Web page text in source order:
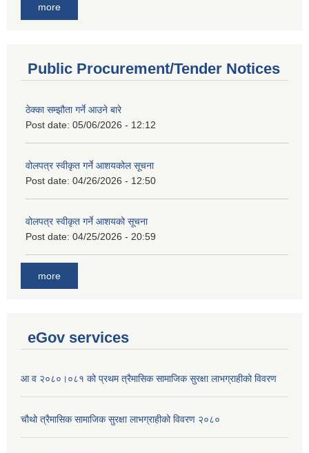
more
Public Procurement/Tender Notices
ठेक्का सम्झौता गर्ने आउने बारे
Post date: 05/06/2026 - 12:12
वोलपत्र स्वीकृत गर्ने आशयकोल सूचना
Post date: 04/26/2026 - 12:50
वोलपत्र स्वीकृत गर्ने आशयको सूचना
Post date: 04/25/2026 - 20:59
more
eGov services
आ व २०८०।०८१ को प्रथम त्रैमासिक सामाजिक सुरक्षा लाभग्राहीको विवरण
चौथो त्रैमासिक सामाजिक सुरक्षा लाभग्राहीको विवरण २०८०